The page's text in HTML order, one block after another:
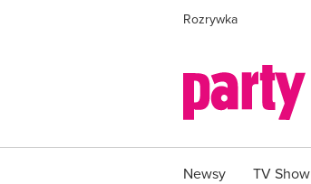
Rozrywka
Newsy TV Show